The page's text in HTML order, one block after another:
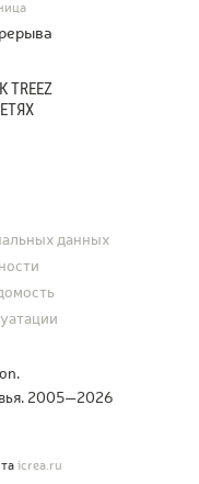
2005—2026
данных
icrea.ru